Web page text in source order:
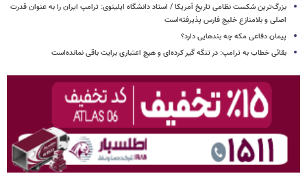
بزرگ‌ترین شکست نظامی تاریخ آمریکا / استاد دانشگاه ایلینوی: ترامپ ایران را به عنوان قدرت
اصلی و بلامنازع خلیج فارس پذیرفته‌است
پیمان دفاعی مکه چه بندهایی دارد؟
بقائی خطاب به ترامپ: در تنگه گیر کرده‌ای و هیچ اعتباری برایت باقی نمانده‌است